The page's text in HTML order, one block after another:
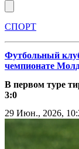
СПОРТ
Футбольный
чемпионате
В первом туре
3:0
29 Июн., 2026,